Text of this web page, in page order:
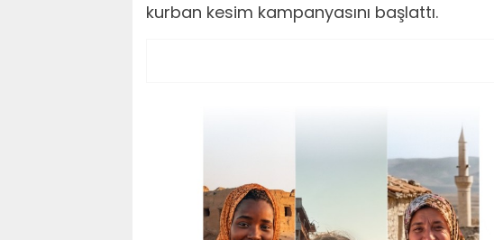
kurban kesim kampanyasını başlattı.